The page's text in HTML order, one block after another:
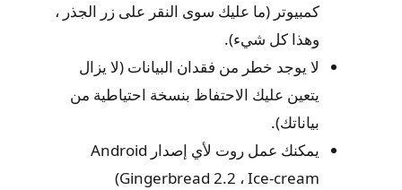
كمبيوتر (ما عليك سوى النقر على زر الجذر ،
وهذا كل شيء).
لا يوجد خطر من فقدان البيانات (لا يزال
يتعين عليك الاحتفاظ بنسخة احتياطية من
بياناتك).
يمكنك عمل روت لأي إصدار Android
(Gingerbread 2.2 ، Ice-cream